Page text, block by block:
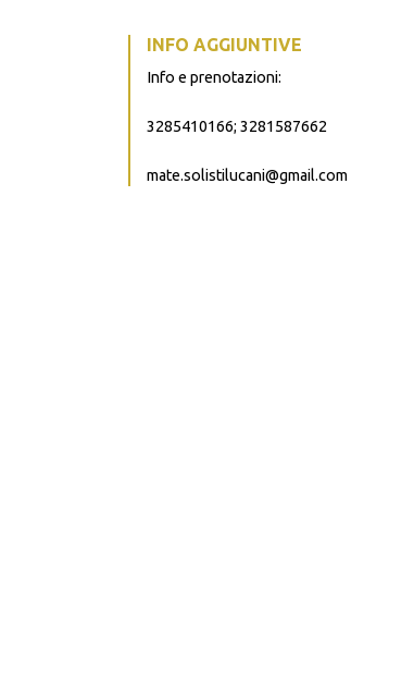
INFO AGGIUNTIVE
Info e prenotazioni:
3285410166; 3281587662
mate.solistilucani@gmail.com